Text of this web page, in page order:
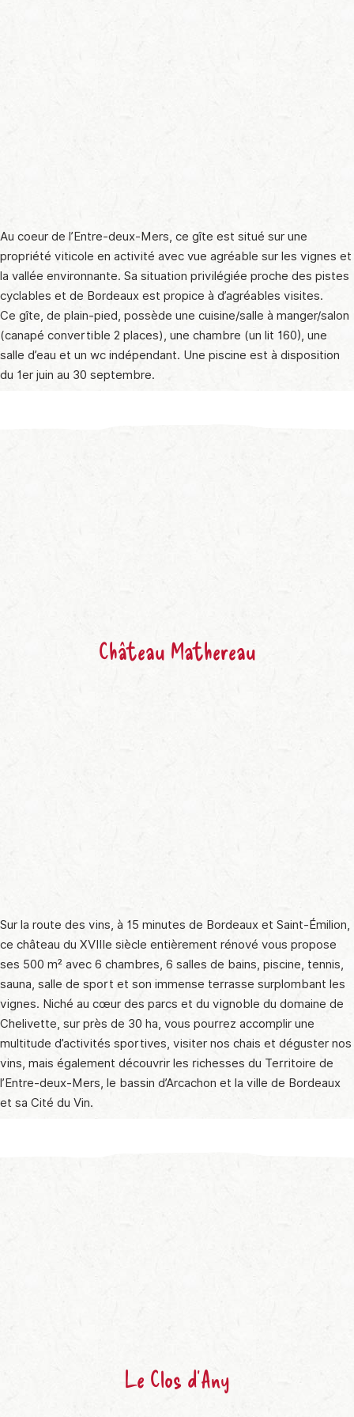
Au coeur de l’Entre-deux-Mers, ce gîte est situé sur une
propriété viticole en activité avec vue agréable sur les vignes et
la vallée environnante. Sa situation privilégiée proche des pistes
cyclables et de Bordeaux est propice à d’agréables visites.
Ce gîte, de plain-pied, possède une cuisine/salle à manger/salon
(canapé convertible 2 places), une chambre (un lit 160), une
salle d’eau et un wc indépendant. Une piscine est à disposition
du 1er juin au 30 septembre.
Château Mathereau
Sur la route des vins, à 15 minutes de Bordeaux et Saint-Émilion,
ce château du XVIIIe siècle entièrement rénové vous propose
ses 500 m² avec 6 chambres, 6 salles de bains, piscine, tennis,
sauna, salle de sport et son immense terrasse surplombant les
vignes. Niché au cœur des parcs et du vignoble du domaine de
Chelivette, sur près de 30 ha, vous pourrez accomplir une
multitude d’activités sportives, visiter nos chais et déguster nos
vins, mais également découvrir les richesses du Territoire de
l’Entre-deux-Mers, le bassin d’Arcachon et la ville de Bordeaux
et sa Cité du Vin.
Le Clos d’Any